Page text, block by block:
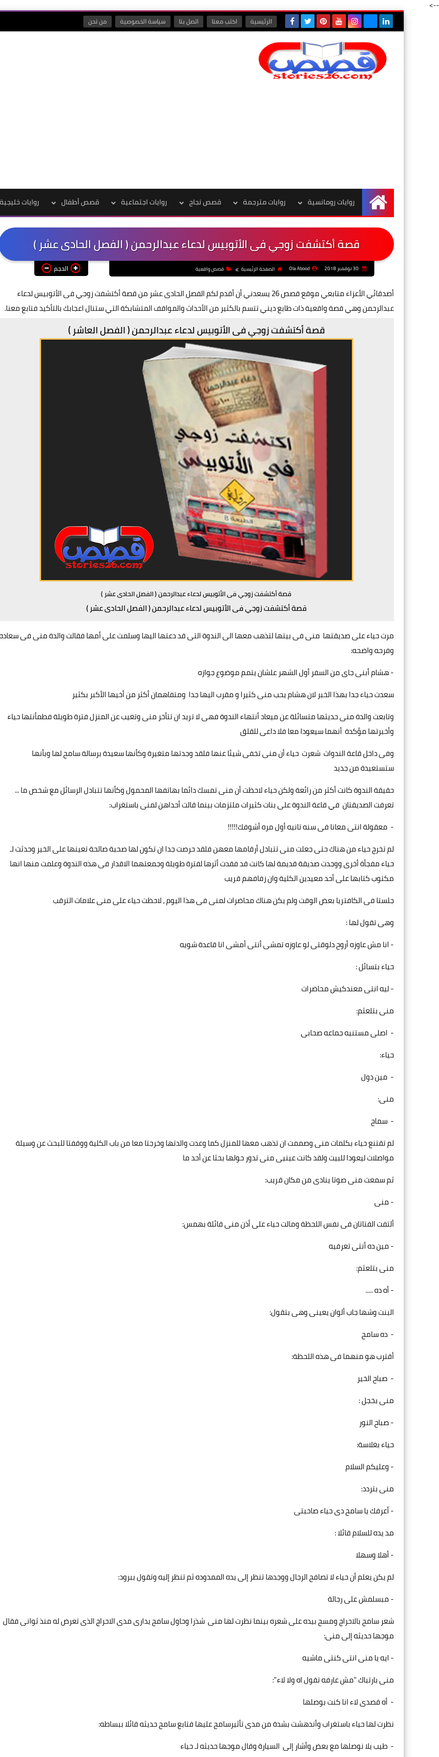
-->
الرئيسية اكتب معنا اتصل بنا سياسة الخصوصية من نحن
الرئيسية
روايات رومانسية روايات مترجمة قصص نجاح روايات اجتماعية قصص أطفال روايات خليجية
قصة أكتشفت زوجي فى الأتوبيس لدعاء عبدالرحمن ( الفصل الحادى عشر )
30 نوفمبر 2018 Ola Abood الصفحة الرئيسية قصص واقعية الحجم
أصدقائي الأعزاء متابعي موقع قصص 26 يسعدني أن أقدم لكم الفصل الحادى عشر من قصة أكتشفت زوجي فى الأتوبيس لدعاء
عبدالرحمن وهي قصة واقعية ذات طابع ديني تتسم بالكثير من الأحداث والمواقف المتشابكة التي ستنال اعجابك بالتأكيد فتابع معنا.
قصة أكتشفت زوجي فى الأتوبيس لدعاء عبدالرحمن ( الفصل العاشر )
قصة أكتشفت زوجي فى الأتوبيس لدعاء عبدالرحمن ( الفصل الحادى عشر )
قصة أكتشفت زوجي فى الأتوبيس لدعاء عبدالرحمن ( الفصل الحادى عشر )
مرت حياء على صديقتها منى فى بيتها لتذهب معها الى الندوة التى قد دعتها اليها وسلمت على أمها فقالت والدة منى فى
وفرحه واضحه:
- هشام أبنى جاى من السفر أول الشهر علشان يتمم موضوع جوازه
سعدت حياء جدا بهذا الخبر لان هشام يحب منى كثيرا و مقرب اليها جدا ومتفاهمان أكثر من أخيها الأكبر بكثير
وتابعت والدة منى حديثها متسائلة عن ميعاد أنتهاء الندوة فهى لا تريد ان تتأخر منى وتغيب عن المنزل فترة طويلة فطمأنتها حياء
وأخبرتها مؤكدة أنهما سيعودا معا فلا داعى للقلق
وفى داخل قاعة الندوات شعرت حياء أن منى تخفى شيئا عنها فلقد وجدتها متغيرة وكأنها سعيدة برسالة سامح لها وبأنها
ستستعيدة من جديد
حقيقة الندوة كانت أكثر من رائعة ولكن حياء لاحظت أن منى تمسك دائما بهاتفها المحمول وكأنها تتبادل الرسائل مع شخص ما ...
تعرفت الصديقتان في قاعة الندوة على بنات كثيرات ملتزمات بينما قالت أحداهن لمنى باستغراب:
- معقولة انتى معانا فى سنه تانيه أول مره أشوفك!!!!!
لم تخرج حياء من هناك حتى جعلت منى تتبادل أرقامها معهن فلقد حرصت جدا ان تكون لها صحبة صالحة تعينها على الخير وحدثت لـ
حياء مفجأة أخرى ووجدت صديقة قديمة لها كانت قد فقدت أثرها لفترة طويلة وجمعتهما الاقدار فى هذه الندوة وعلمت منها انها
مكتوب كتابها على أحد معيدين الكلية وان زفافهم قريب
جلستا فى الكافتريا بعض الوقت ولم يكن هناك محاضرات لمنى فى هذا اليوم , لاحظت حياء على منى علامات الترقب
وهى تقول لها :
- انا مش عاوزه أروح دلوقتى لو عاوزه تمشى أنتى أمشى انا قاعدة شويه
حياء بتسائل :
- ليه انتى معندكيش محاضرات
منى بتلعثم:
- اصلى مستنيه جماعه صحابى
حياء:
- مين دول
منى:
- سماح
لم تقتنع حياء بكلمات منى وصممت ان تذهب معها للمنزل كما وعدت والدتها وخرجتا معا من باب الكلية ووقفتا للبحث عن وسيلة
مواصلات ليعودا للبيت ولقد كانت عينيى منى تدور حولها بحثا عن أحد ما
ثم سمعت منى صوتا ينادى من مكان قريب:
- منى
ألتفت الفتاتان فى نفس اللحظة ومالت حياء على أذن منى قائلة بهمس:
- مين ده أنتى تعرفيه
منى بتلعثم:
- أه ده .....
البنت وشها جاب ألوان يعينى وهى بتقول:
- ده سامح
أقترب هو منهما فى هذه اللحظة:
- صباح الخير
منى بخجل :
- صباح النور
حياء بغلاسة:
- وعليكم السلام
منى بتردد:
- أعرفك يا سامح دى حياء صاحبتى
مد يده للسلام قائلا :
- أهلا وسهلا
لم يكن يعلم أن حياء لا تصافح الرجال ووجدها تنظر إلى يده الممدوده ثم تنظر إليه وتقول ببرود:
- مبسلمش على رجالة
شعر سامح بالاحراج ومسح بيده على شعره بينما نظرت لها منى شذرا وحاول سامح يدارى مدى الاحراج الذى تعرض له منذ ثوانى فقال
موجها حديثه إلى منى:
- ايه يا منى انتى كنتى ماشيه
منى بارتباك "مش عارفه تقول اه ولا لاء":
- أه قصدى لاء انا كنت بوصلها
نظرت لها حياء باستغراب وأندهشت بشدة من مدى تأثيرسامح عليها فتابع سامح حديثه قائلا ببساطه:
- طيب يلا نوصلها مع بعض وأشار إلى السيارة وقال موجها حديثه لـ حياء